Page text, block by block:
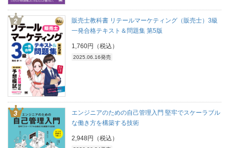
販売士教科書 リテールマーケティング（販売士）3級
一発合格テキスト＆問題集 第5版
1,760円（税込）
2025.06.16発売
エンジニアのための自己管理入門 堅牢でスケーラブル
な働き方を構築する技術
2,948円（税込）